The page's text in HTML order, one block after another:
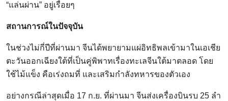
“แล่นผ่าน” อยู่เรื่อยๆ
สถานการณ์ในปัจจุบัน
ในช่วงไม่กี่ปีที่ผ่านมา จีนได้พยายามแผ่อิทธิพลเข้ามาในเอเชีย
ตะวันออกเฉียงใต้ที่เป็นคู่พิพาทเรื่องทะเลจีนใต้มาตลอด โดย
ใช้ไม้แข็ง คือเร่งถมที่ และเสริมกำลังทหารของตัวเอง
อย่างกรณีล่าสุดเมื่อ 17 ก.ย. ที่ผ่านมา จีนส่งเครื่องบินรบ 25 ลำ